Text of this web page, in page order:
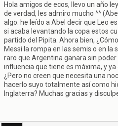
Hola amigos de ecos, llevo un año
de verdad, les admiro mucho ^^ (Abel
algo: he leído a Abel decir que Leo
si acaba levantando la copa estos
partido del Pipita. Ahora bien,
Messi la rompa en las semis o en la
raro que Argentina ganara sin poder
influencia que tiene es máxima, y ya
¿Pero no creen que necesita una
hacerlo suyo totalmente así como
Inglaterra? Muchas gracias y